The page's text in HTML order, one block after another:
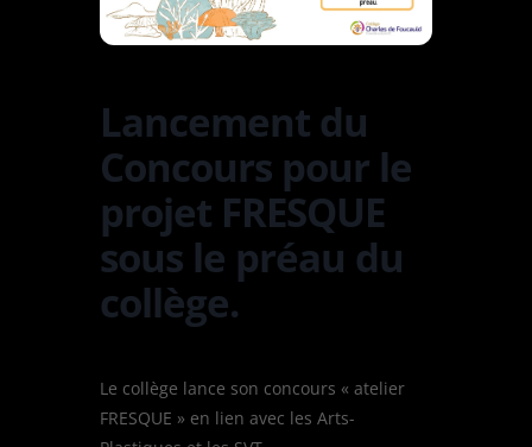
Lancement du
Concours pour le
projet FRESQUE
sous le préau du
collège.
Le collège lance son concours « atelier
FRESQUE » en lien avec les Arts-